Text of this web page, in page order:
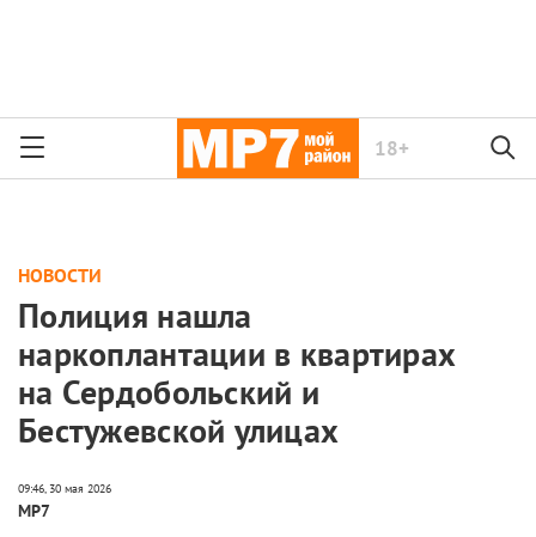
18+
НОВОСТИ
Полиция нашла
наркоплантации в квартирах
на Сердобольский и
Бестужевской улицах
МР7